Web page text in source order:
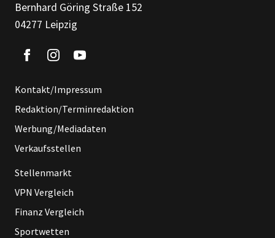
Bernhard Göring Straße 152
04277 Leipzig
Kontakt/Impressum
Redaktion/Terminredaktion
Werbung/Mediadaten
Verkaufsstellen
Stellenmarkt
VPN Vergleich
Finanz Vergleich
Sportwetten